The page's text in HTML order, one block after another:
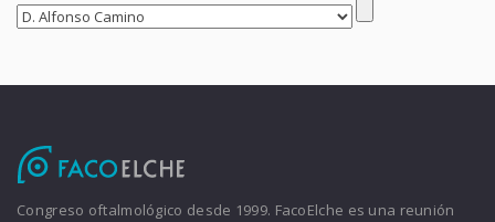
Congreso oftalmológico desde 1999. FacoElche es una reunión